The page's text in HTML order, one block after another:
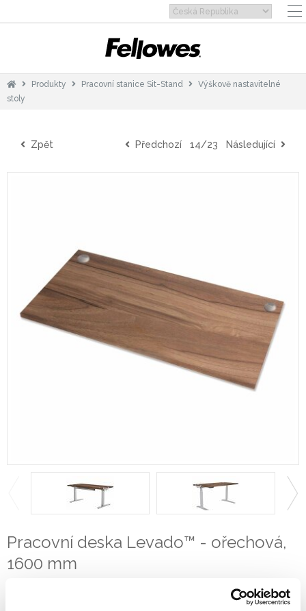
Produkty Pracovní stanice Sit-Stand
Výškově nastavitelné
stoly
Zpět Předchozí 14/23 Následující
Pracovní deska Levado™ - ořechová,
1600 mm
9871301